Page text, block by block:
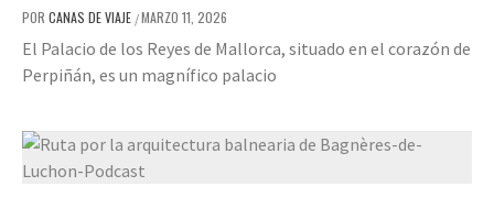
POR CANAS DE VIAJE /MARZO 11, 2026
El Palacio de los Reyes de Mallorca, situado en el corazón de
Perpiñán, es un magnífico palacio